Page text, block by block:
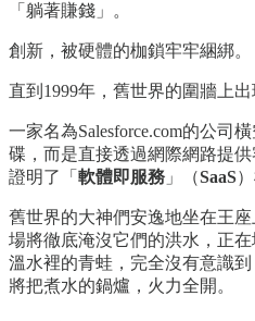
「躺著賺錢」。
創新，被硬體的枷鎖牢牢綑綁。
直到1999年，舊世界的圍牆上出
一家名為Salesforce.com的公司
碟，而是直接透過網際網路提
證明了「 軟體即服務 」（SaaS
舊世界的大神們安逸地坐在王
場將徹底淹沒它們的洪水，正
溫水裡的青蛙，完全沒有意識
將把煮水的鍋爐，火力全開。